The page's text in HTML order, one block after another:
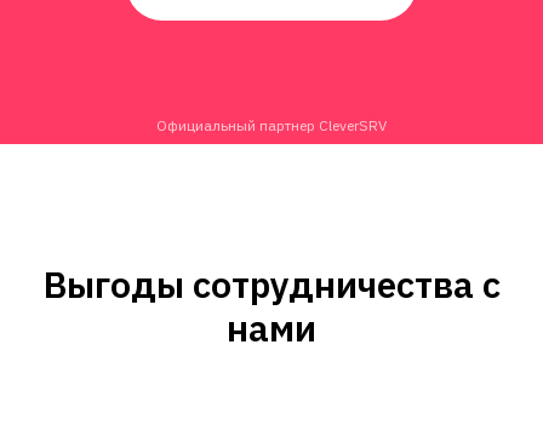
Официальный партнер CleverSRV
Выгоды сотрудничества с
нами